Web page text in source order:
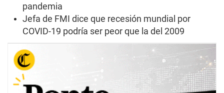
pandemia
Jefa de FMI dice que recesión mundial por
COVID-19 podría ser peor que la del 2009